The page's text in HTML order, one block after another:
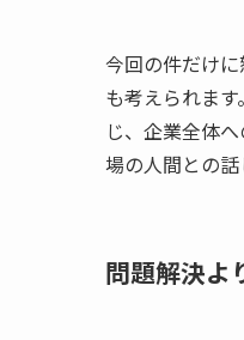
今回の件だけ
も考えられま
じ、企業全体
場の人間との話
問題解決よ